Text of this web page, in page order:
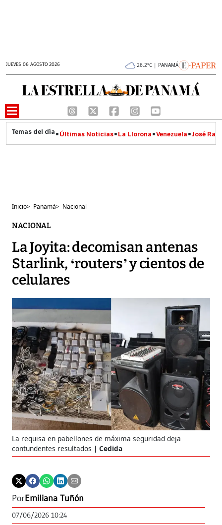
JUEVES 06 AGOSTO 2026 26.2°C | PANAMÁ
Últimas Noticias La Llorona Venezuela José
Inicio> Panamá> Nacional
NACIONAL
La Joyita: decomisan antenas
Starlink, ‘routers’ y cientos de
celulares
La requisa en pabellones de máxima seguridad deja
contundentes resultados
Cedida
PorEmiliana Tuñón
07/06/2026 10:24